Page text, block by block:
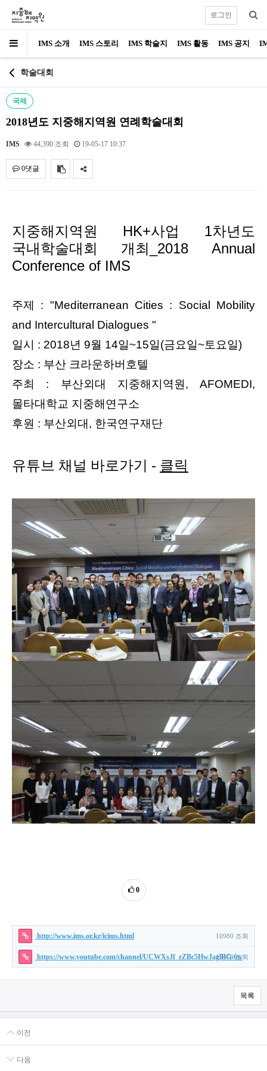
IMS 소개 IMS 스토리 IMS 학술지 IMS 활동 IMS 공지
로그인
학술대회
국제
2018년도 지중해지역원 연례학술대회
IMS 44,390 조회 19-05-17 10:37
0댓글
지중해지역원 HK+사업 1차년도
국내학술대회 개최_2018 Annual
Conference of IMS
주제 : "Mediterranean Cities : Social Mobility
and Intercultural Dialogues "
일시 : 2018년 9월 14일~15일(금요일~토요일)
장소 : 부산 크라운하버호텔
주최 : 부산외대 지중해지역원, AFOMEDI,
몰타대학교 지중해연구소
후원 : 부산외대, 한국연구재단
유튜브 채널 바로가기 - 클릭
0
http://www.ims.or.kr/icims.html 10980 조회
https://www.youtube.com/channel/UCWXsJf_rZBc5HwJaglBG-6w
15478 조회
목록
이전
다음